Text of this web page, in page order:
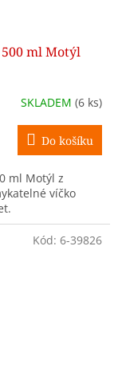
ml Motýl
SKLADEM (6 ks)
Do košíku
ml Motýl z
víčko
Kód: 6-39826